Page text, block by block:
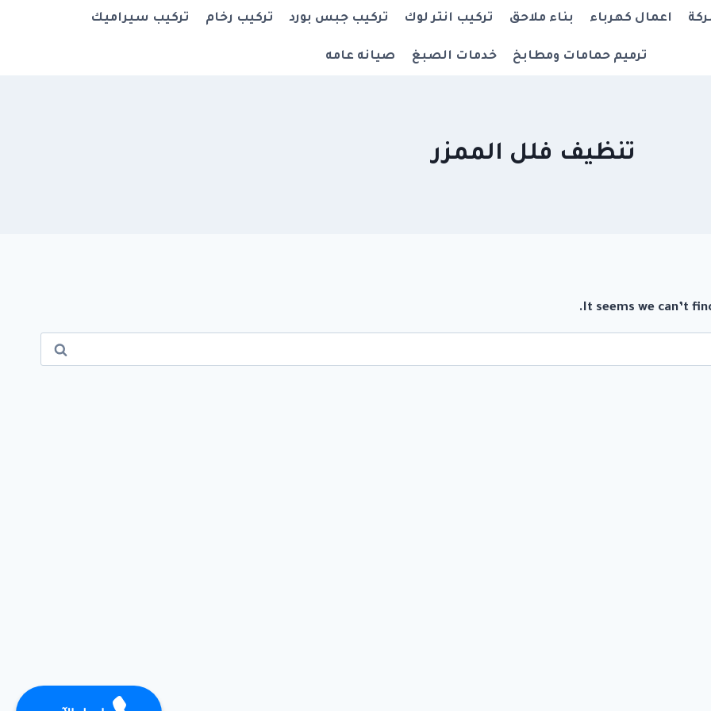
اعمال كهرباء بناء ملاحق تركيب انتر لوك تركيب جبس بورد تركيب رخام تركيب سيراميك
ترميم حمامات ومطابخ خدمات الصبغ صيانه عامه
تنظيف فلل الممزر
It seems we can’t